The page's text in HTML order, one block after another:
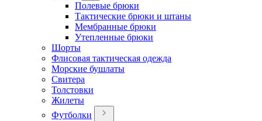
Полевые брюки
Тактические брюки и штаны
Мембранные брюки
Утепленные брюки
Шорты
Флисовая тактическая одежда
Морские бушлаты
Свитера
Толстовки
Жилеты
Футболки